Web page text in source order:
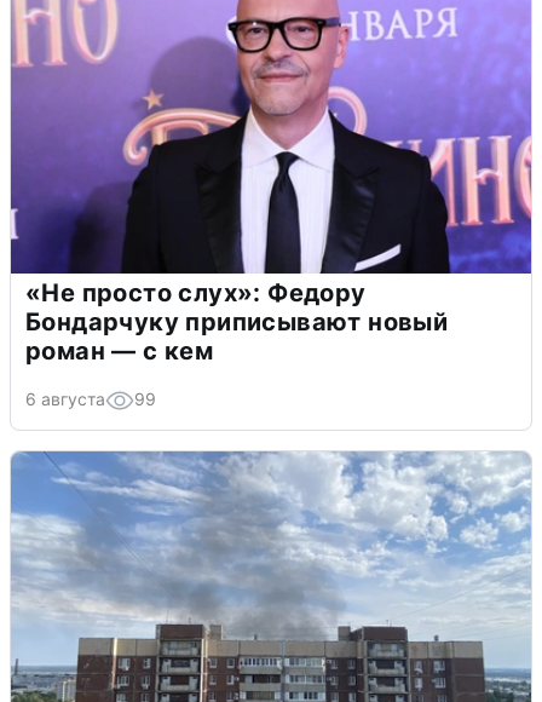
«Не просто слух»: Федору
Бондарчуку приписывают новый
роман — с кем
6 августа 99